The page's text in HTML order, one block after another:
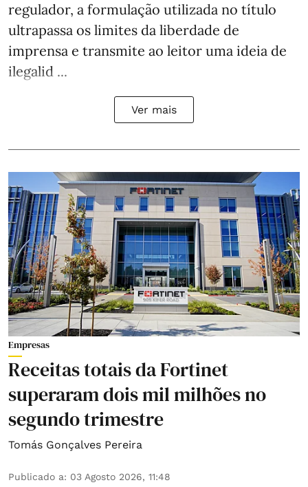
regulador, a formulação utilizada no título
ultrapassa os limites da liberdade de
imprensa e transmite ao leitor uma ideia de
ilegalid ...
Ver mais
Empresas
Receitas totais da Fortinet
superaram dois mil milhões no
segundo trimestre
Tomás Gonçalves Pereira
Publicado a: 03 Agosto 2026, 11:48